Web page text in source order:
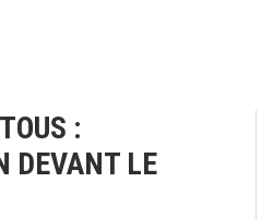
:
DEVANT LE